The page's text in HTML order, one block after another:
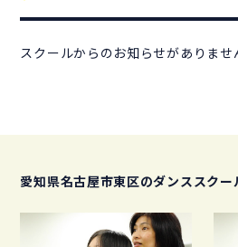
スクールからのお知らせがありませ
愛知県名古屋市東区のダンススクー